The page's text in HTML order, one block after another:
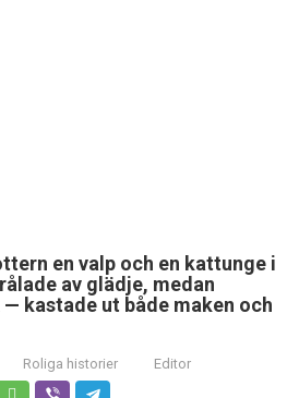
en valp och en kattunge i
av glädje, medan
kastade ut både maken och
Roliga historier Editor